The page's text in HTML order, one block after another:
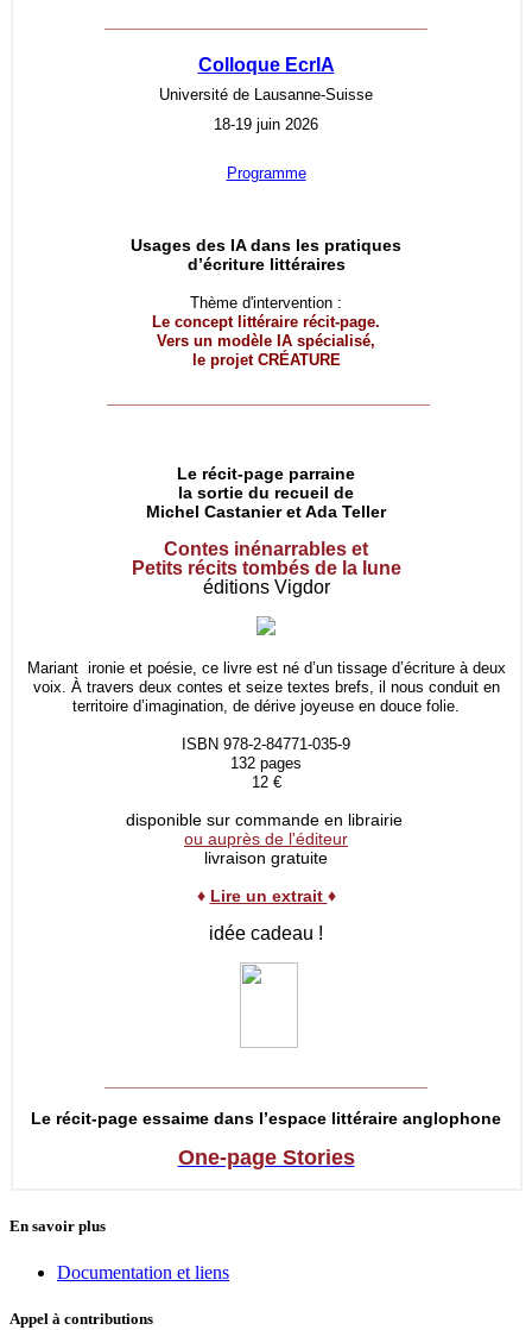
Colloque EcrIA
Université de Lausanne-Suisse
18-19 juin 2026
Programme
Usages des IA dans les pratiques
d’écriture littéraires
Thème d'intervention :
Le concept littéraire récit-page.
Vers un modèle IA spécialisé,
le projet CRÉATURE
Le récit-page parraine
la sortie du recueil de
Michel Castanier et Ada Teller
Contes inénarrables et
Petits récits tombés de la lune
éditions Vigdor
Mariant ironie et poésie, ce livre est né d’un tissage d’écriture à deux
voix. À travers deux contes et seize textes brefs, il nous conduit en
territoire d’imagination, de dérive joyeuse en douce folie.
ISBN 978-2-84771-035-9
132 pages
12 €
disponible sur commande en librairie
ou auprès de l'éditeur
livraison gratuite
♦ Lire un extrait ♦
idée cadeau !
Le récit-page essaime dans l’espace littéraire anglophone
One-page Stories
En savoir plus
Documentation et liens
Appel à contributions